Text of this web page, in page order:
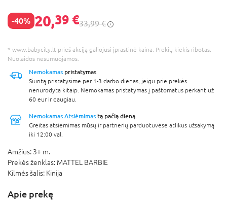
-40% 20,39 €33,99 €
* www.babycity.lt prieš akciją galiojusi įprastinė kaina. Prekių kiekis ribotas.
Nuolaidos nesumuojamos.
Nemokamas pristatymas
Siuntą pristatysime per 1-3 darbo dienas, jeigu prie prekės
nenurodyta kitaip. Nemokamas pristatymas į paštomatus perkant už
60 eur ir daugiau.
Nemokamas Atsiėmimas tą pačią dieną.
Greitas atsiėmimas mūsų ir partnerių parduotuvėse atlikus užsakymą
iki 12:00 val.
Amžius: 3+ m.
Prekės ženklas: MATTEL BARBIE
Kilmės šalis: Kinija
Apie prekę